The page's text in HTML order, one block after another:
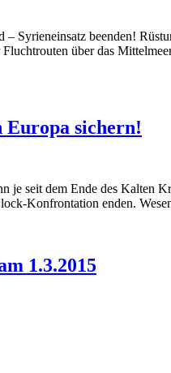
beenden!
über das
sichern!
je seit dem Ende des Kalten
Konfrontation enden.
1.3.2015